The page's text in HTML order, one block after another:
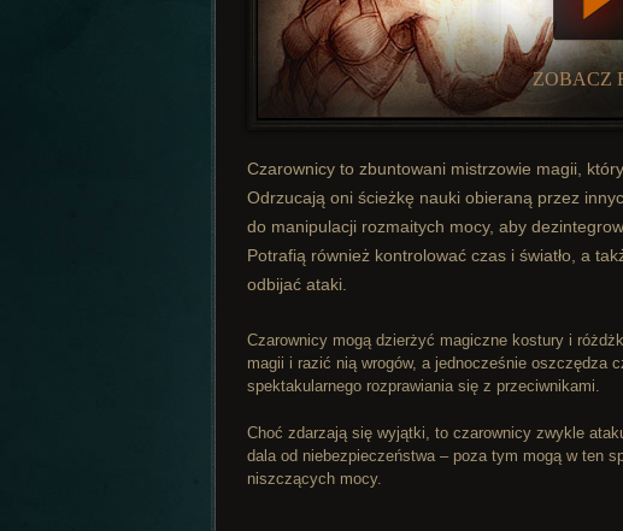
ZOBACZ
Czarownicy to zbuntowani mistrzowie magii,
Odrzucają oni ścieżkę nauki obieraną przez
do manipulacji rozmaitych mocy, aby
Potrafią również kontrolować czas i światło, a
odbijać ataki.
Czarownicy mogą dzierżyć magiczne kostury i
magii i razić nią wrogów, a jednocześnie oszczędza
spektakularnego rozprawiania się z przeciwnikami.
Choć zdarzają się wyjątki, to czarownicy zwykle
dala od niebezpieczeństwa – poza tym mogą w ten
niszczących mocy.